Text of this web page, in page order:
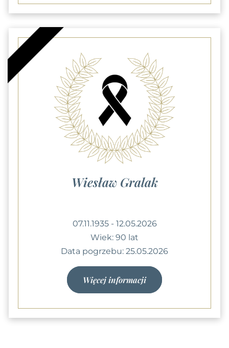
Wiesław Gralak
07.11.1935 - 12.05.2026
Wiek: 90 lat
Data pogrzebu: 25.05.2026
Więcej informacji